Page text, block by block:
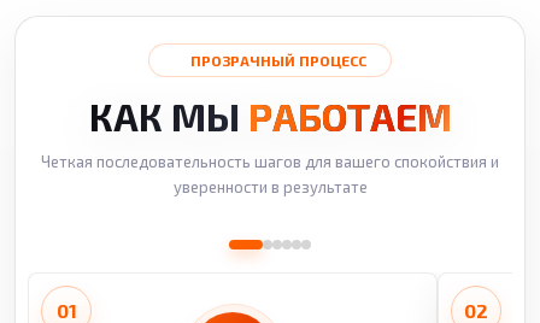
ПРОЗРАЧНЫЙ ПРОЦЕСС
КАК МЫ РАБОТАЕМ
Четкая последовательность шагов для вашего спокойствия и
уверенности в результате
01 02